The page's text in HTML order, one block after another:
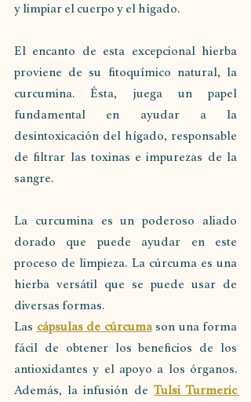
y limpiar el cuerpo y el hígado.
El encanto de esta excepcional hierba
proviene de su fitoquímico natural, la
curcumina. Ésta, juega un papel
fundamental en ayudar a la
desintoxicación del hígado, responsable
de filtrar las toxinas e impurezas de la
sangre.
La curcumina es un poderoso aliado
dorado que puede ayudar en este
proceso de limpieza. La cúrcuma es una
hierba versátil que se puede usar de
diversas formas.
Las cápsulas de cúrcuma son una forma
fácil de obtener los beneficios de los
antioxidantes y el apoyo a los órganos.
Además, la infusión de Tulsi Turmeric